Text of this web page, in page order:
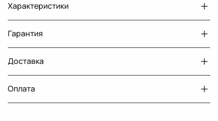
Характеристики
Авто
MercedesBenz E W213
Год
2016 2021
Тег
Мерседес Бенс Е
Гарантия
Двигатели с навесным или без навесного
оборудования
30 дней
Датчик давления топлива, насос
14 дней
Доставка
Оплата